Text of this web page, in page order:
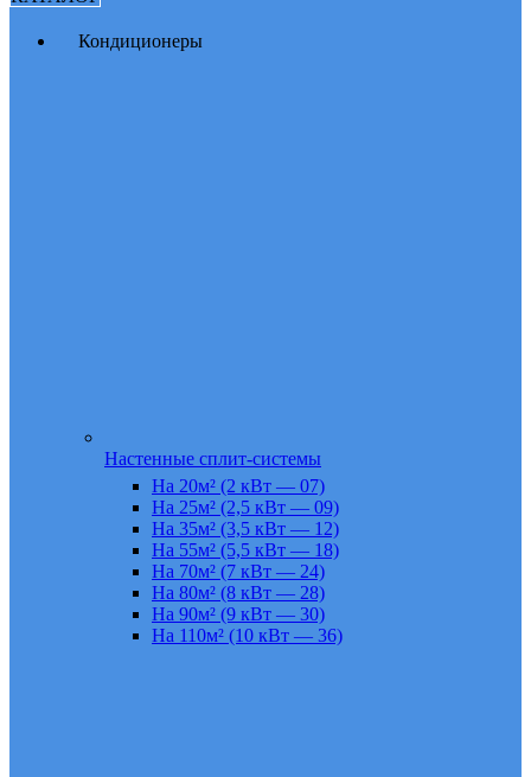
Кондиционеры
Настенные сплит-системы
На 20м² (2 кВт — 07)
На 25м² (2,5 кВт — 09)
На 35м² (3,5 кВт — 12)
На 55м² (5,5 кВт — 18)
На 70м² (7 кВт — 24)
На 80м² (8 кВт — 28)
На 90м² (9 кВт — 30)
На 110м² (10 кВт — 36)